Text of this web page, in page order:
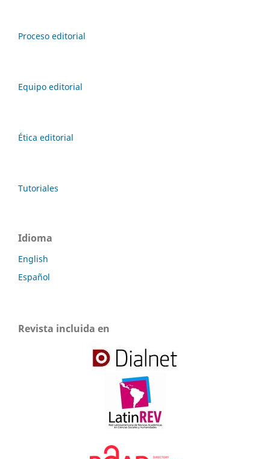
Proceso editorial
Equipo editorial
Ética editorial
Tutoriales
Idioma
English
Español
Revista incluida en